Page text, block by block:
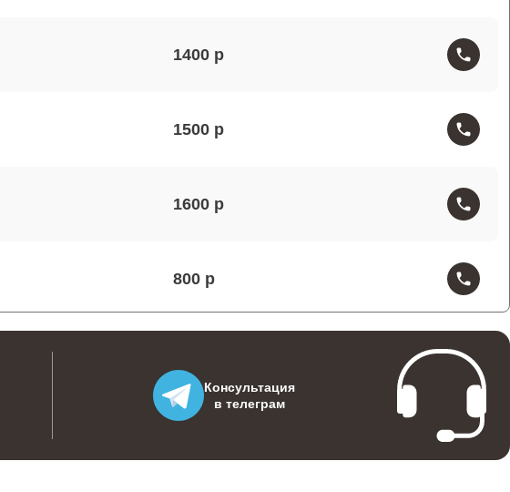
1400
1500
1600
800
Консультация
в телеграм